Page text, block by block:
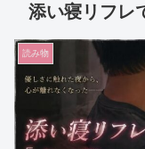
添い寝リフレ
読み物